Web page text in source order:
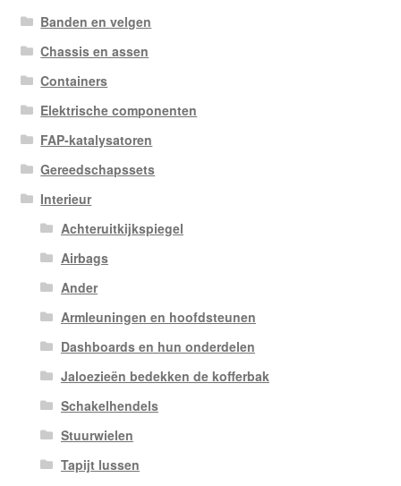
Banden en velgen
Chassis en assen
Containers
Elektrische componenten
FAP-katalysatoren
Gereedschapssets
Interieur
Achteruitkijkspiegel
Airbags
Ander
Armleuningen en hoofdsteunen
Dashboards en hun onderdelen
Jaloezieën bedekken de kofferbak
Schakelhendels
Stuurwielen
Tapijt lussen